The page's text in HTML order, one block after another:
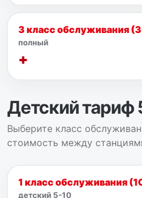
3 класс обслуживания
полный
Детский тариф
Выберите класс
стоимость между
1 класс обслуживания
детский 5-10